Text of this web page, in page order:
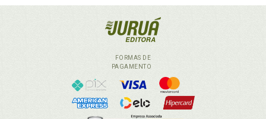
FORMAS DE
PAGAMENTO